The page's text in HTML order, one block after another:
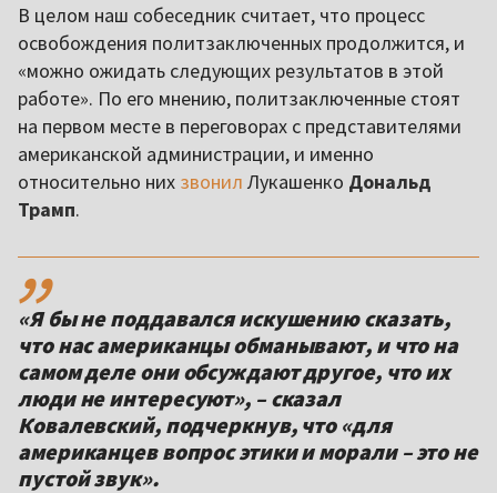
В целом наш собеседник считает, что процесс
освобождения политзаключенных продолжится, и
«можно ожидать следующих результатов в этой
работе». По его мнению, политзаключенные стоят
на первом месте в переговорах с представителями
американской администрации, и именно
относительно них звонил Лукашенко Дональд
Трамп.
,,
«Я бы не поддавался искушению сказать,
что нас американцы обманывают, и что на
самом деле они обсуждают другое, что их
люди не интересуют», – сказал
Ковалевский, подчеркнув, что «для
американцев вопрос этики и морали – это не
пустой звук».